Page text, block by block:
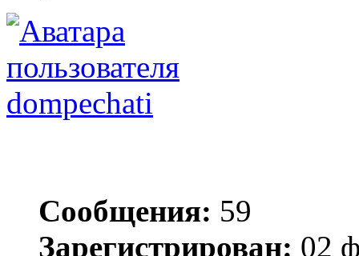
dompechati
Сообщения: 59
Зарегистрирован: 02